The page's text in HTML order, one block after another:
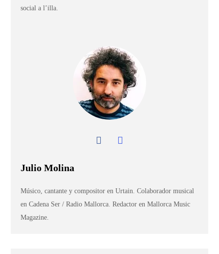
social a l’illa.
Julio Molina
Músico, cantante y compositor en Urtain. Colaborador musical
en Cadena Ser / Radio Mallorca. Redactor en Mallorca Music
Magazine.